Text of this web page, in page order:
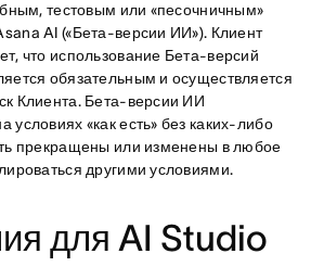
тестовым или «песочничным»
AI («Бета-версии ИИ»). Клиент
что использование Бета-версий
обязательным и осуществляется
Клиента. Бета-версии ИИ
условиях «как есть» без каких-либо
прекращены или изменены в любое
другими условиями.
для AI Studio